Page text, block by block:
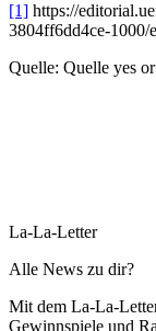
[1] https://
3804ff6dd4ce-1000/
Quelle: Quelle yes
La-La-Letter
Alle News zu dir?
Mit dem La-La-
Gewinnspiele und